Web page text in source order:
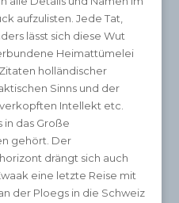
aufzulisten. Jede Tat,
lässt sich diese Wut
Heimattümelei
holländischer
Sinns und der
Intellekt etc.
in das Große
gehört. Der
drängt sich auch
eine letzte Reise mit
der Ploegs in die Schweiz